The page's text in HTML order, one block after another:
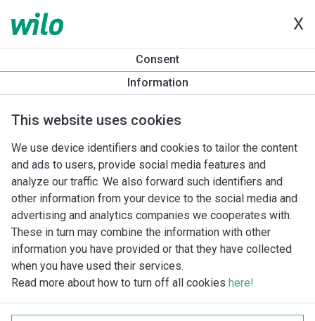
X
Consent
Information
This website uses cookies
We use device identifiers and cookies to tailor the content
and ads to users, provide social media features and
analyze our traffic. We also forward such identifiers and
other information from your device to the social media and
advertising and analytics companies we cooperates with.
These in turn may combine the information with other
information you have provided or that they have collected
when you have used their services.
Read more about how to turn off all cookies here!
Imprint
Behandling av personuppgifter